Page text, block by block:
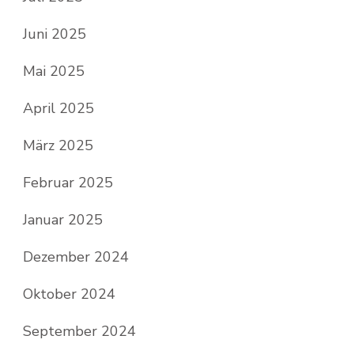
Juni 2025
Mai 2025
April 2025
März 2025
Februar 2025
Januar 2025
Dezember 2024
Oktober 2024
September 2024